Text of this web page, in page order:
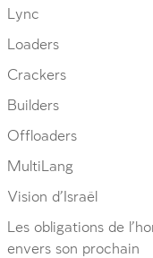
Lync
Loaders
Crackers
Builders
Offloaders
MultiLang
Vision d’Israël
Les obligations de
envers son prochain